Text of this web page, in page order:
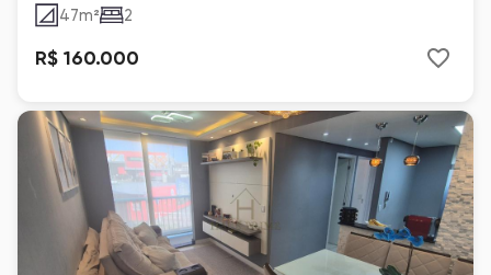
47m² 2
R$ 160.000